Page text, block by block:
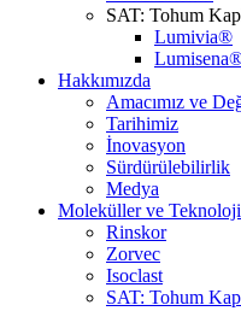
SAT: Tohum
Lumivia®
Hakkımızda
Amacımız ve
Tarihimiz
İnovasyon
Sürdürülebilirlik
Medya
Moleküller ve
Rinskor
Zorvec
Isoclast
SAT: Tohum